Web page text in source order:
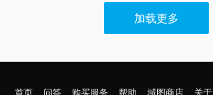
加载更多
首页 问答 购买服务 帮助 域图商店 关于